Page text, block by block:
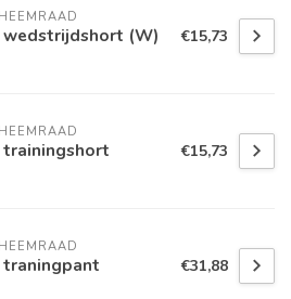
wedstrijdshort (W) €15,73
trainingshort €15,73
traningpant €31,88